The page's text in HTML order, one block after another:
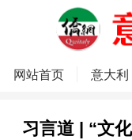
网站首页 意大利
习言道 | “文